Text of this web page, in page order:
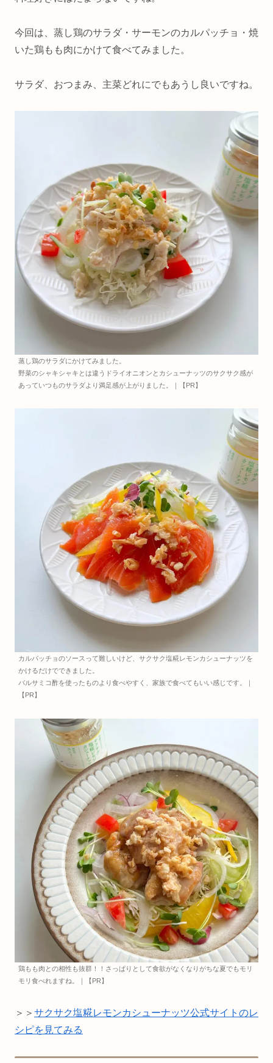
今回は、蒸し鶏のサラダ・サーモンのカルパッチョ・焼
いた鶏もも肉にかけて食べてみました。
サラダ、おつまみ、主菜どれにでもあうし良いですね。
蒸し鶏のサラダにかけてみました。
野菜のシャキシャキとは違うドライオニオンとカシューナッツのサクサク感が
あっていつものサラダより満足感が上がりました。｜【PR】
カルパッチョのソースって難しいけど、サクサク塩糀レモンカシューナッツを
かけるだけでできました。
バルサミコ酢を使ったものより食べやすく、家族で食べてもいい感じです。｜
【PR】
鶏もも肉との相性も抜群！！さっぱりとして食欲がなくなりがちな夏でもモリ
モリ食べれますね。｜【PR】
＞＞ サクサク塩糀レモンカシューナッツ公式サイトのレ
シピを見てみる